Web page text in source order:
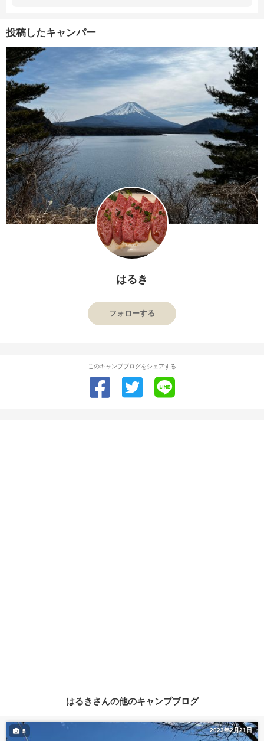
投稿したキャンパー
はるき
フォローする
このキャンプブログをシェアする
はるきさんの他のキャンプブログ
2023年2月21日
5